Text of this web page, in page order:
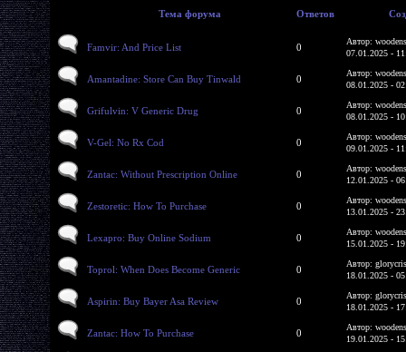
Тема форума Ответов
Famvir: And Price List 0
Автор:
07.01.2025 -
Amantadine: Store Can Buy Tinwald 0
Автор:
08.01.2025 -
Grifulvin: V Generic Drug 0
Автор:
08.01.2025 -
V-Gel: No Rx Cod 0
Автор:
09.01.2025 -
Zantac: Without Prescription Online 0
Автор:
12.01.2025 -
Zestoretic: How To Purchase 0
Автор:
13.01.2025 -
Lexapro: Buy Online Sodium 0
Автор:
15.01.2025 -
Toprol: When Does Become Generic 0
Автор:
18.01.2025 -
Aspirin: Buy Bayer Asa Review 0
Автор:
18.01.2025 -
Zantac: How To Purchase 0
Автор:
19.01.2025 -